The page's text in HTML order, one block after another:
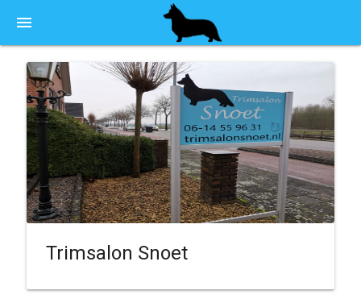
menu
Trimsalon Snoet